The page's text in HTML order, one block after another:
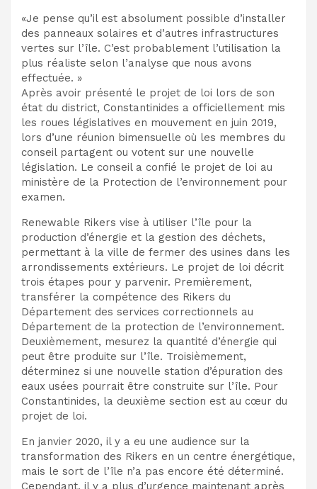
«Je pense qu’il est absolument possible d’installer
des panneaux solaires et d’autres infrastructures
vertes sur l’île. C’est probablement l’utilisation la
plus réaliste selon l’analyse que nous avons
effectuée. »
Après avoir présenté le projet de loi lors de son
état du district, Constantinides a officiellement mis
les roues législatives en mouvement en juin 2019,
lors d’une réunion bimensuelle où les membres du
conseil partagent ou votent sur une nouvelle
législation. Le conseil a confié le projet de loi au
ministère de la Protection de l’environnement pour
examen.
Renewable Rikers vise à utiliser l’île pour la
production d’énergie et la gestion des déchets,
permettant à la ville de fermer des usines dans les
arrondissements extérieurs. Le projet de loi décrit
trois étapes pour y parvenir. Premièrement,
transférer la compétence des Rikers du
Département des services correctionnels au
Département de la protection de l’environnement.
Deuxièmement, mesurez la quantité d’énergie qui
peut être produite sur l’île. Troisièmement,
déterminez si une nouvelle station d’épuration des
eaux usées pourrait être construite sur l’île. Pour
Constantinides, la deuxième section est au cœur du
projet de loi.
En janvier 2020, il y a eu une audience sur la
transformation des Rikers en un centre énergétique,
mais le sort de l’île n’a pas encore été déterminé.
Cependant, il y a plus d’urgence maintenant après